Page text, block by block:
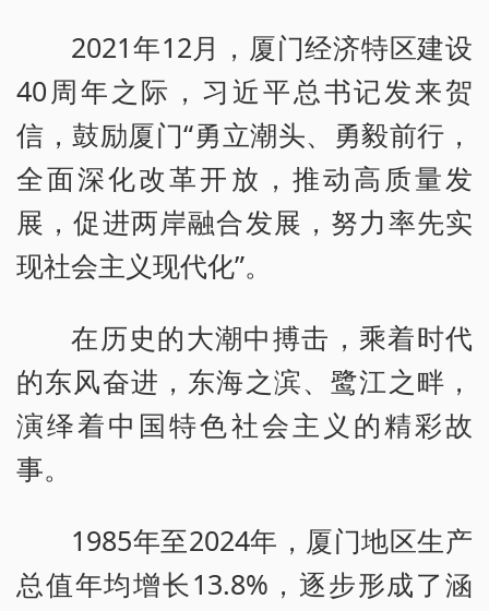
2021年12月，厦门经济特区建设
40周年之际，习近平总书记发来贺
信，鼓励厦门“勇立潮头、勇毅前行，
全面深化改革开放，推动高质量发
展，促进两岸融合发展，努力率先实
现社会主义现代化”。
在历史的大潮中搏击，乘着时代
的东风奋进，东海之滨、鹭江之畔，
演绎着中国特色社会主义的精彩故
事。
1985年至2024年，厦门地区生产
总值年均增长13.8%，逐步形成了涵